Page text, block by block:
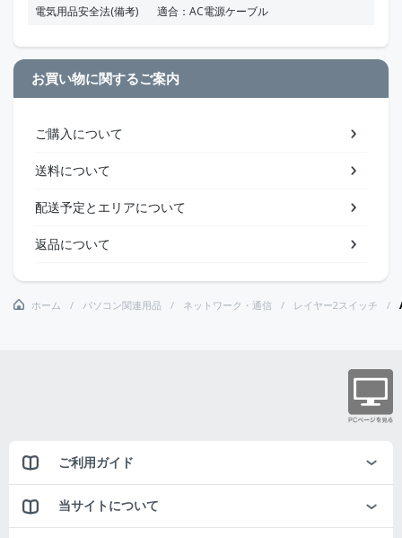
電気用品安全法(備考) 適合：AC電源ケーブル
お買い物に関するご案内
ご購入について
送料について
配送予定とエリアについて
返品について
ホーム パソコン関連用品 ネットワーク・通信 レイヤー2スイッチ
ご利用ガイド
当サイトについて